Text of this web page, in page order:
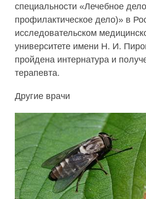
специальности «Лечебное
профилактическое дело)» в
исследовательском
университете имени Н. И.
пройдена интернатура и
терапевта.
Другие врачи